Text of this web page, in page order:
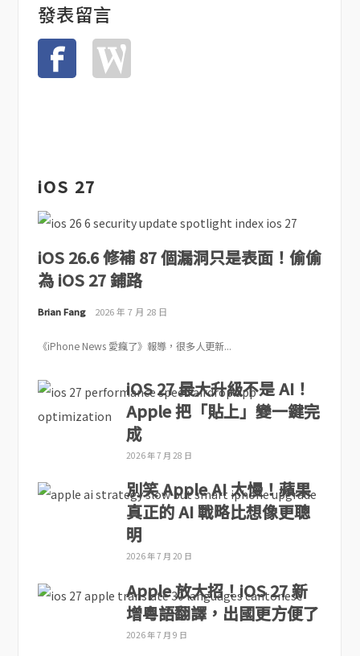
發表留言
iOS 27
iOS 26.6 修補 87 個漏洞只是表面！偷偷
為 iOS 27 鋪路
Brian Fang 2026 年 7 月 28 日
《iPhone News 愛瘋了》報導，很多人更新...
iOS 27 最大升級不是 AI！
Apple 把「貼上」變一鍵完
成
2026 年 7 月 28 日
別笑 Apple AI 太慢！蘋果
真正的 AI 戰略比想像更聰
明
2026 年 7 月 20 日
Apple 放大招！iOS 27 新
增粵語翻譯，出國更方便了
2026 年 7 月 9 日